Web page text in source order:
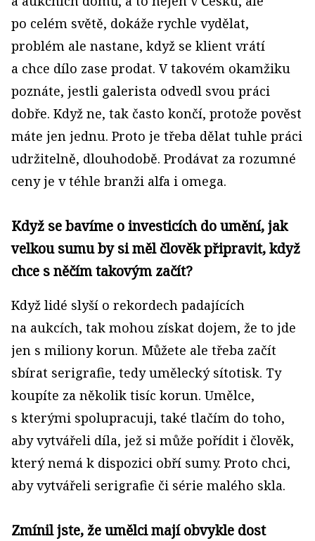
po celém světě, dokáže rychle vydělat,
problém ale nastane, když se klient vrátí
a chce dílo zase prodat. V takovém okamžiku
poznáte, jestli galerista odvedl svou práci
dobře. Když ne, tak často končí, protože pověst
máte jen jednu. Proto je třeba dělat tuhle práci
udržitelně, dlouhodobě. Prodávat za rozumné
ceny je v téhle branži alfa i omega.
Když se bavíme o investicích do umění, jak
velkou sumu by si měl člověk připravit, když
chce s něčím takovým začít?
Když lidé slyší o rekordech padajících
na aukcích, tak mohou získat dojem, že to jde
jen s miliony korun. Můžete ale třeba začít
sbírat serigrafie, tedy umělecký sítotisk. Ty
koupíte za několik tisíc korun. Umělce,
s kterými spolupracuji, také tlačím do toho,
aby vytvářeli díla, jež si může pořídit i člověk,
který nemá k dispozici obří sumy. Proto chci,
aby vytvářeli serigrafie či série malého skla.
Zmínil jste, že umělci mají obvykle dost